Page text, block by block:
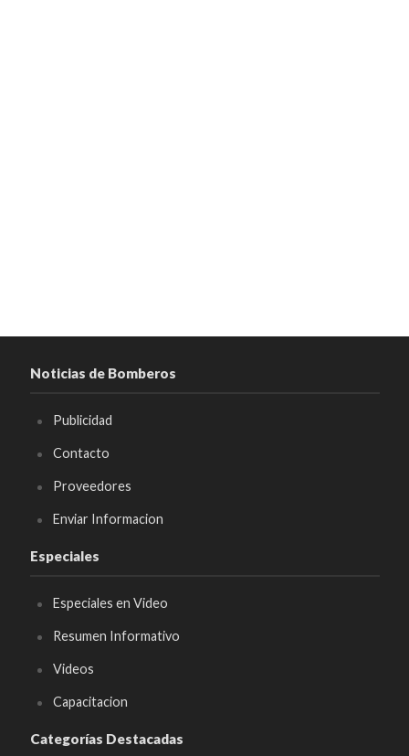
Noticias de Bomberos
Publicidad
Contacto
Proveedores
Enviar Informacion
Especiales
Especiales en Video
Resumen Informativo
Videos
Capacitacion
Categorías Destacadas